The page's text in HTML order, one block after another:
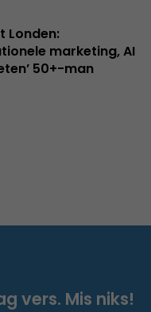
Londen:
marketing, AI
50+-man
vers. Mis niks!